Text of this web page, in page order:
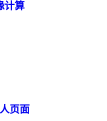
计算
页面